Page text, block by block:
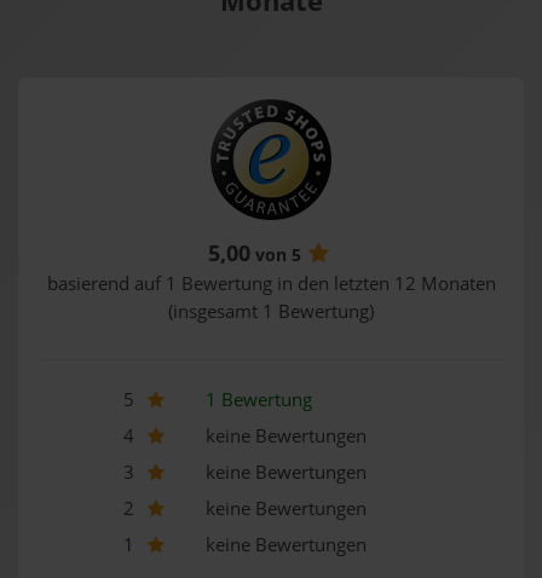
5,00 von 5
basierend auf 1 Bewertung in den letzten 12 Monaten
(insgesamt 1 Bewertung)
5
1 Bewertung
4
keine Bewertungen
3
keine Bewertungen
2
keine Bewertungen
1
keine Bewertungen